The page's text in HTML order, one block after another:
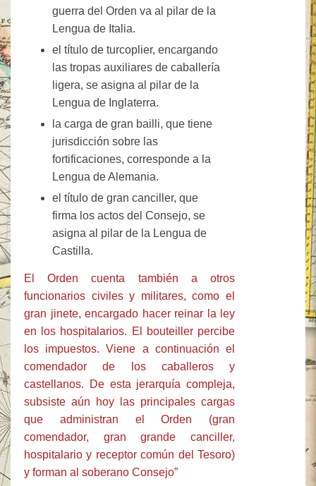
guerra del Orden va al pilar de la
Lengua de Italia.
el título de turcoplier, encargando
las tropas auxiliares de caballería
ligera, se asigna al pilar de la
Lengua de Inglaterra.
la carga de gran bailli, que tiene
jurisdicción sobre las
fortificaciones, corresponde a la
Lengua de Alemania.
el título de gran canciller, que
firma los actos del Consejo, se
asigna al pilar de la Lengua de
Castilla.
El Orden cuenta también a otros
funcionarios civiles y militares, como el
gran jinete, encargado hacer reinar la ley
en los hospitalarios. El bouteiller percibe
los impuestos. Viene a continuación el
comendador de los caballeros y
castellanos. De esta jerarquía compleja,
subsiste aún hoy las principales cargas
que administran el Orden (gran
comendador, gran grande canciller,
hospitalario y receptor común del Tesoro)
y forman al soberano Consejo”